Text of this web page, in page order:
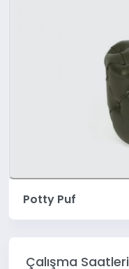
Potty Puf
Çalışma Saatleri